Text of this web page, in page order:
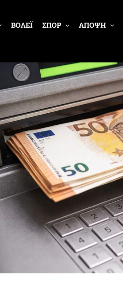
ΒΟΛΕΪ ΣΠΟΡ ΑΠΟΨΗ